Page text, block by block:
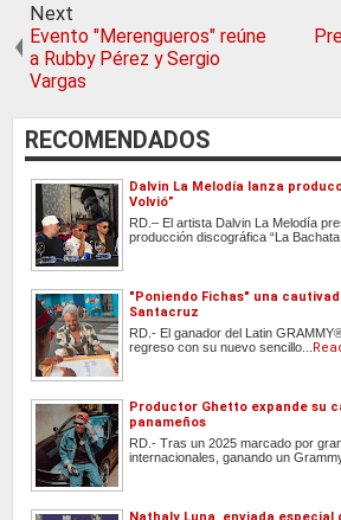
Next
Evento "Merengueros" reúne
a Rubby Pérez y Sergio
Vargas
RECOMENDADOS
Dalvin La Melodía lanza
Volvió”
RD.– El artista Dalvin La Melodía
producción discográfica “La
"Poniendo Fichas" una
Santacruz
RD.- El ganador del Latin
regreso con su nuevo sencillo...
Productor Ghetto expande su
panameños
RD.- Tras un 2025 marcado por
internacionales, ganando un
Nathaly Luna, enviada especial